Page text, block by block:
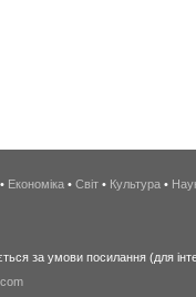
• Економіка • Світ • Культура •
за умови посилання (для